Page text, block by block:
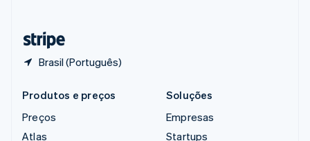
Brasil (Português)
Produtos e preços
Preços
Atlas
Soluções
Empresas
Startups